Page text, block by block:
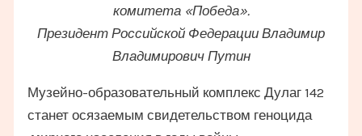
комитета «Победа».
Президент Российской Федерации Владимир
Владимирович Путин
Музейно-образовательный комплекс Дулаг 142
станет осязаемым свидетельством геноцида